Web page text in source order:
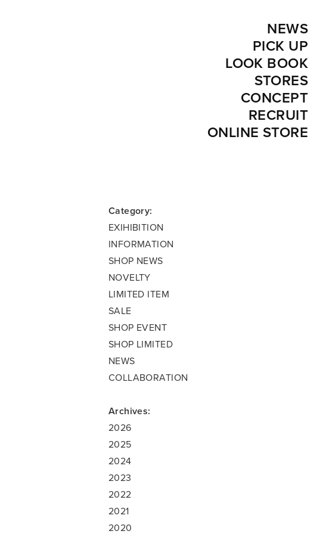
NEWS
PICK UP
LOOK BOOK
STORES
CONCEPT
RECRUIT
ONLINE STORE
Category:
EXIHIBITION
INFORMATION
SHOP NEWS
NOVELTY
LIMITED ITEM
SALE
SHOP EVENT
SHOP LIMITED
NEWS
COLLABORATION
Archives:
2026
2025
2024
2023
2022
2021
2020